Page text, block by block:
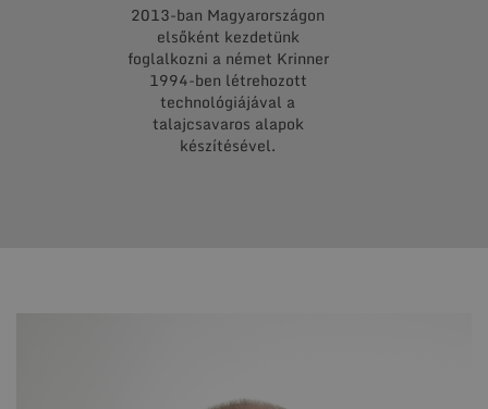
2013-ban Magyarországon
elsőként kezdetünk
foglalkozni a német Krinner
1994-ben létrehozott
technológiájával a
talajcsavaros alapok
készítésével.